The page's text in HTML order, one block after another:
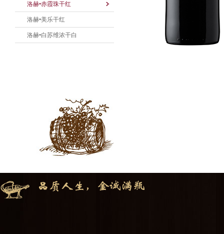
洛赫•赤霞珠干红
洛赫•美乐干红
洛赫•白苏维浓干白